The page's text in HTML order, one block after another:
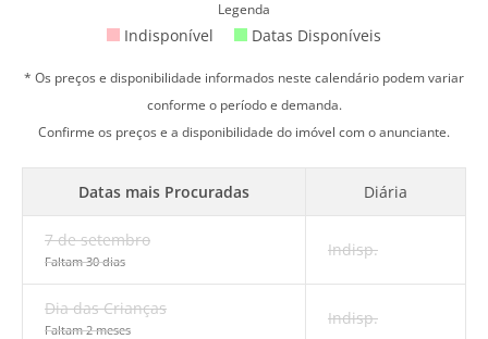
Legenda
Indisponível Datas Disponíveis
* Os preços e disponibilidade informados neste calendário podem variar
conforme o período e demanda.
Confirme os preços e a disponibilidade do imóvel com o anunciante.
Datas mais Procuradas Diária
7 de setembro
Faltam 30 dias
Indisp.
Dia das Crianças
Faltam 2 meses
Indisp.